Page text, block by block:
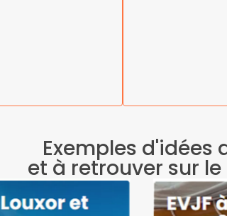
Exemples d'idées
et à retrouver sur